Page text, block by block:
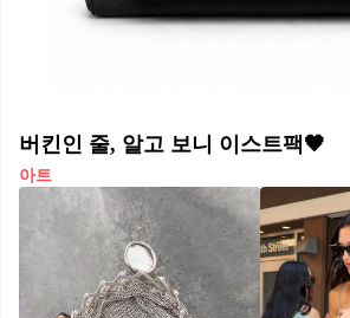
버킨인 줄, 알고 보니 이스트팩🖤
아트